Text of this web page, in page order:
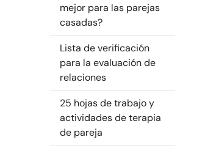
mejor para las parejas
casadas?
Lista de verificación
para la evaluación de
relaciones
25 hojas de trabajo y
actividades de terapia
de pareja